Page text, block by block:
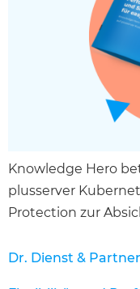
Knowledge Hero
plusserver
Protection zur
Dr. Dienst &